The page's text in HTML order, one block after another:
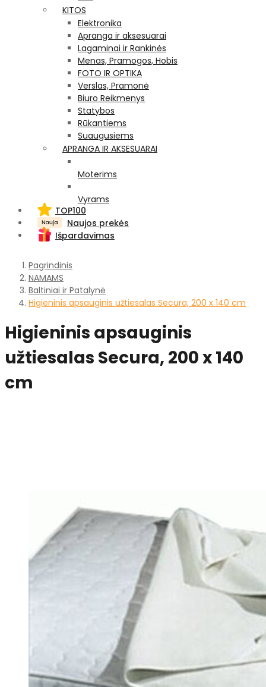
KITOS
Elektronika
Apranga ir aksesuarai
Lagaminai ir Rankinės
Menas, Pramogos, Hobis
FOTO IR OPTIKA
Verslas, Pramonė
Biuro Reikmenys
Statybos
Rūkantiems
Suaugusiems
APRANGA IR AKSESUARAI
Moterims
Vyrams
TOP100
Naujos prekės
Išpardavimas
Pagrindinis
NAMAMS
Baltiniai ir Patalynė
Higieninis apsauginis užtiesalas Secura, 200 x 140 cm
Higieninis apsauginis
užtiesalas Secura, 200 x 140
cm